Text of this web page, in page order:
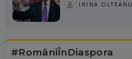
IRINA OLTEANU
#RomâniÎnDiaspora